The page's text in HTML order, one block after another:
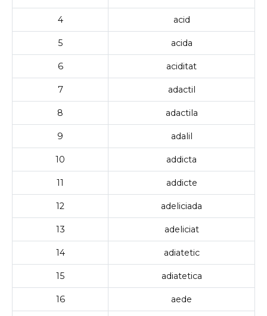
4 acid
5 acida
6 aciditat
7 adactil
8 adactila
9 adalil
10 addicta
11 addicte
12 adeliciada
13 adeliciat
14 adiatetic
15 adiatetica
16 aede